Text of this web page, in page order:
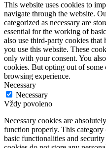
This website uses cookies to
navigate through the website.
categorized as necessary are
essential for the working of
also use third-party cookies that
you use this website. These
only with your consent. You
cookies. But opting out of
browsing experience.
Necessary
Necessary
Vždy povoleno
Necessary cookies are
function properly. This category
basic functionalities and